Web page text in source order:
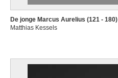
De jonge Marcus Aurelius (121 - 180)
Matthias Kessels